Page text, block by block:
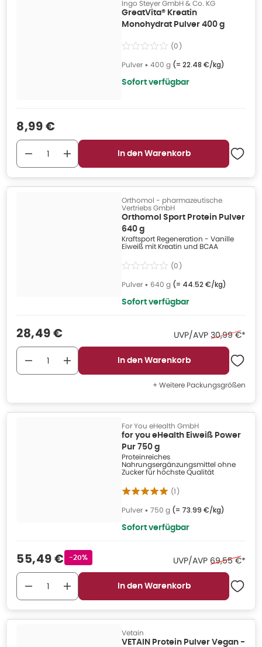
Ingo Steyer GmbH & Co. KG
GreatVita® Kreatin
Monohydrat Pulver 400 g
(0)
Pulver • 400 g (= 22.48 €/kg)
Sofort verfügbar
Verkaufspreis
8,99 €
In den Warenkorb
Orthomol - pharmazeutische
Vertriebs GmbH
Orthomol Sport Protein Pulver
640 g
Kraftsport Regeneration - Vanille
Eiweiß mit Kreatin und BCAA
(0)
Pulver • 640 g (= 44.52 €/kg)
Sofort verfügbar
Verkaufspreis
28,49 € UVP/AVP Ehemaliger
30,99 €*
In den Warenkorb
+ Weitere Packungsgrößen
For You eHealth GmbH
for you eHealth Eiweiß Power
Pur 750 g
Proteinreiches
Nahrungsergänzungsmittel ohne
Zucker für höchste Qualität
(1)
Pulver • 750 g (= 73.99 €/kg)
Sofort verfügbar
Verkaufspreis
55,49 € Rabattstempel
-20% UVP/AVP Ehemaliger
69,55 €*
In den Warenkorb
Vetain
VETAIN Protein Pulver Vegan -